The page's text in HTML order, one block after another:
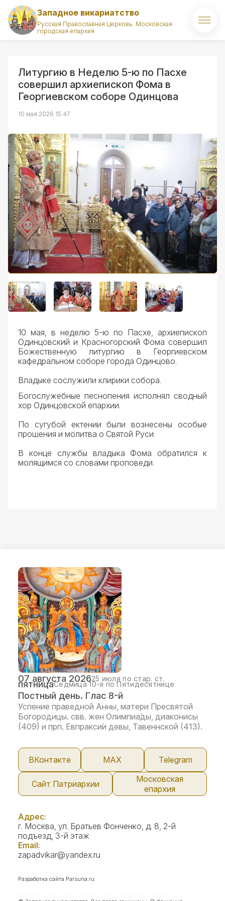
Западное викариатство
Русская Православная Церковь. Московская
городская епархия
Правящий архиерей
Викарий
Храмы
Духовенство
Новости
Комиссии викариатства
Документы
Литургию в Неделю 5-ю по Пасхе
совершил архиепископ Фома в
Георгиевском соборе Одинцова
10 мая 2026 15:47
10 мая, в неделю 5-ю по Пасхе, архиепископ
Одинцовский и Красногорский Фома совершил
Божественную литургию в Георгиевском
кафедральном соборе города Одинцово.
Владыке сослужили клирики собора.
Богослужебные песнопения исполнял сводный
хор Одинцовской епархии.
По сугубой ектении были вознесены особые
прошения и молитва о Святой Руси.
В конце службы владыка Фома обратился к
молящимся со словами проповеди.
07 августа 202625 июля по стар. ст.
пятницаСедмица 10-я по Пятидесятнице
Постный день. Глас 8-й
Успение праведной Анны, матери Пресвятой
Богородицы. свв. жен Олимпиа́ды, диаконисы
(409) и прп. Евпракси́и девы, Тавеннской (413).
ВКонтакте МАX Telegram
Сайт Патриархии
Московская
епархия
Адрес:
г. Москва, ул. Братьев Фонченко, д. 8, 2-й
подъезд, 3-й этаж
Email:
zapadvikar@yandex.ru
Разработка сайта Parsuna.ru